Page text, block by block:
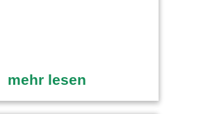
mehr lesen